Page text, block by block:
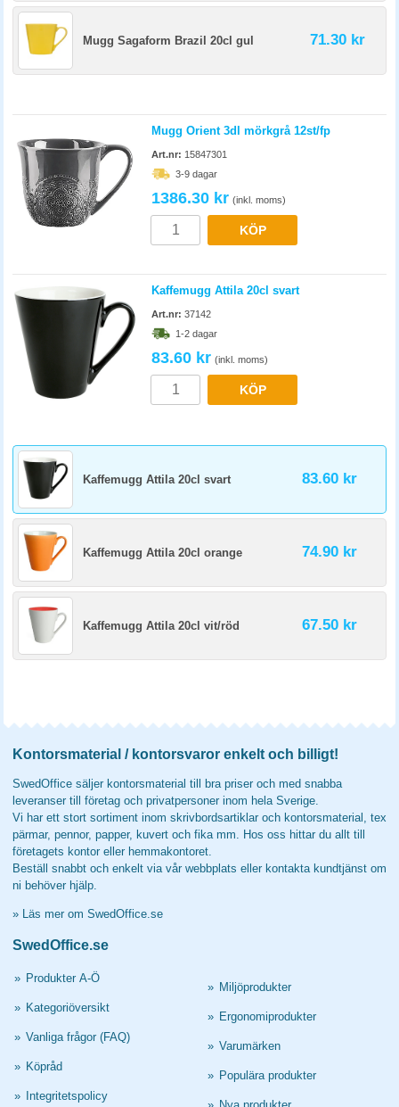
Mugg Sagaform Brazil 20cl gul 71.30 kr
Mugg Orient 3dl mörkgrå 12st/fp
Art.nr: 15847301
3-9 dagar
1386.30 kr (inkl. moms)
KÖP
Kaffemugg Attila 20cl svart
Art.nr: 37142
1-2 dagar
83.60 kr (inkl. moms)
KÖP
Kaffemugg Attila 20cl svart 83.60 kr
Kaffemugg Attila 20cl orange 74.90 kr
Kaffemugg Attila 20cl vit/röd 67.50 kr
Kontorsmaterial / kontorsvaror enkelt och billigt!
SwedOffice säljer kontorsmaterial till bra priser och med snabba
leveranser till företag och privatpersoner inom hela Sverige.
Vi har ett stort sortiment inom skrivbordsartiklar och kontorsmaterial, tex
pärmar, pennor, papper, kuvert och fika mm. Hos oss hittar du allt till
företagets kontor eller hemmakontoret.
Beställ snabbt och enkelt via vår webbplats eller kontakta kundtjänst om
ni behöver hjälp.
» Läs mer om SwedOffice.se
SwedOffice.se
» Produkter A-Ö
» Kategoriöversikt
» Vanliga frågor (FAQ)
» Köpråd
» Integritetspolicy
» Miljöprodukter
» Ergonomiprodukter
» Varumärken
» Populära produkter